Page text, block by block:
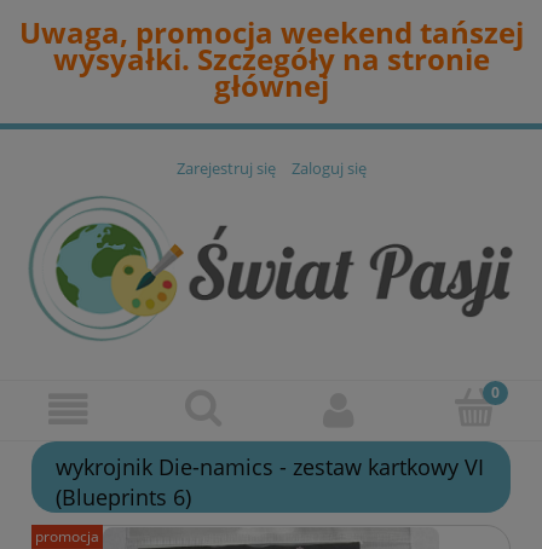
Uwaga, promocja weekend tańszej
wysyałki. Szczegóły na stronie
głównej
Zarejestruj się Zaloguj się
wykrojnik Die-namics - zestaw kartkowy VI
(Blueprints 6)
promocja